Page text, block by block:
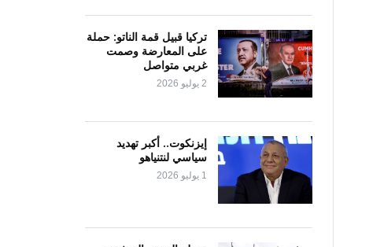
تركيا قبيل قمة الناتو: حملة
على المعارضة وصمت
غربي متواصل
2 يوليو 2026
إيزنكوت.. أكبر تهديد
سياسي لنتنياهو
1 يوليو 2026